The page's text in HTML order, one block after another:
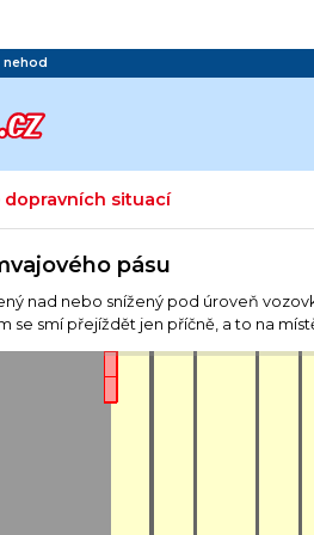
nehod
dopravních situací
pásu
nad nebo snížený pod úroveň
se smí přejíždět jen příčně, a to na